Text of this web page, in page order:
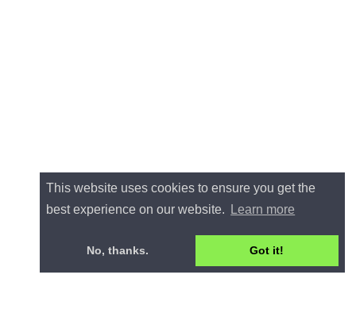
This website uses cookies to ensure you get the
best experience on our website.
Learn more
No, thanks. Got it!